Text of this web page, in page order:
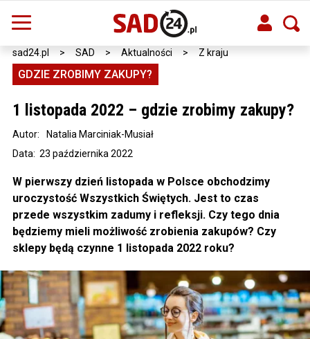
sad24.pl > SAD > Aktualności > Z kraju
GDZIE ZROBIMY ZAKUPY?
1 listopada 2022 – gdzie zrobimy zakupy?
Data: 23 października 2022
Autor: Natalia Marciniak-Musiał
W pierwszy dzień listopada w Polsce obchodzimy
uroczystość Wszystkich Świętych. Jest to czas
przede wszystkim zadumy i refleksji. Czy tego dnia
będziemy mieli możliwość zrobienia zakupów? Czy
sklepy będą czynne 1 listopada 2022 roku?